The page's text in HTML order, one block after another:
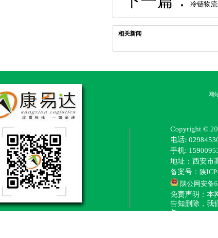
冷链物
相关新闻
网
Copyright ©
电话:
手机:
地址：西安市
备案号： 陕
陕公网安备
免责声明：本
告知删除，我
任。